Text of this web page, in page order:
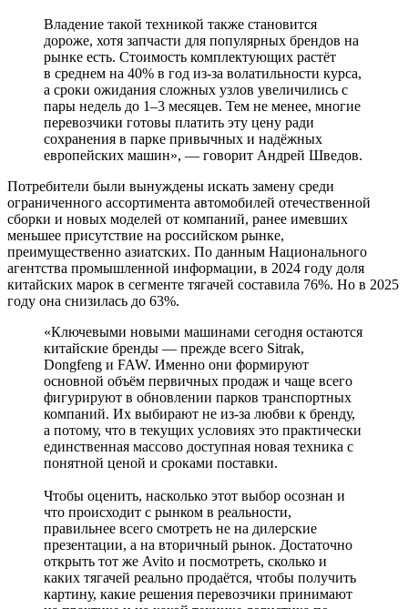
Владение такой техникой также становится
дороже, хотя запчасти для популярных брендов на
рынке есть. Стоимость комплектующих растёт
в среднем на 40% в год из-за волатильности курса,
а сроки ожидания сложных узлов увеличились с
пары недель до 1–3 месяцев. Тем не менее, многие
перевозчики готовы платить эту цену ради
сохранения в парке привычных и надёжных
европейских машин», — говорит Андрей Шведов.
Потребители были вынуждены искать замену среди
ограниченного ассортимента автомобилей отечественной
сборки и новых моделей от компаний, ранее имевших
меньшее присутствие на российском рынке,
преимущественно азиатских. По данным Национального
агентства промышленной информации, в 2024 году доля
китайских марок в сегменте тягачей составила 76%. Но в 2025
году она снизилась до 63%.
«Ключевыми новыми машинами сегодня остаются
китайские бренды — прежде всего Sitrak,
Dongfeng и FAW. Именно они формируют
основной объём первичных продаж и чаще всего
фигурируют в обновлении парков транспортных
компаний. Их выбирают не из-за любви к бренду,
а потому, что в текущих условиях это практически
единственная массово доступная новая техника с
понятной ценой и сроками поставки.
Чтобы оценить, насколько этот выбор осознан и
что происходит с рынком в реальности,
правильнее всего смотреть не на дилерские
презентации, а на вторичный рынок. Достаточно
открыть тот же Avito и посмотреть, сколько и
каких тягачей реально продаётся, чтобы получить
картину, какие решения перевозчики принимают